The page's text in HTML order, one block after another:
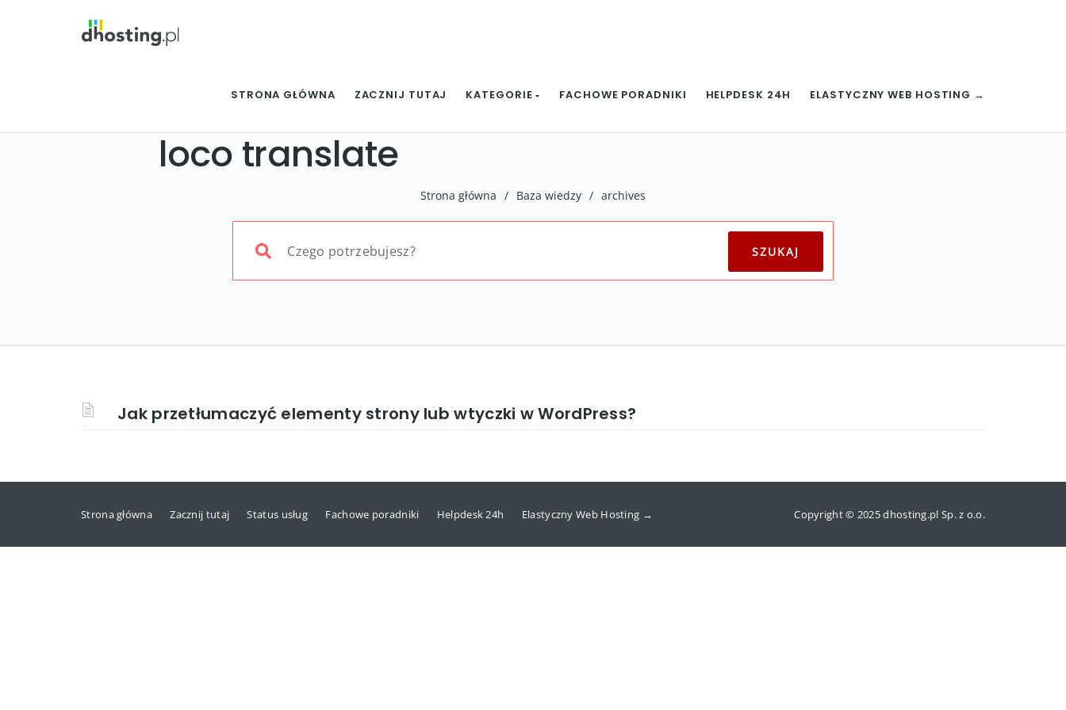
STRONA GŁÓWNA ZACZNIJ TUTAJ KATEGORIE FACHOWE PORADNIKI HELPDESK 24H ELASTYCZNY WEB HOSTING →
loco translate
Strona główna / Baza wiedzy / archives
Jak przetłumaczyć elementy strony lub wtyczki w WordPress?
Strona główna Zacznij tutaj Status usług Fachowe poradniki Helpdesk 24h Elastyczny Web Hosting → Copyright © 2025 dhosting.pl Sp. z o.o.